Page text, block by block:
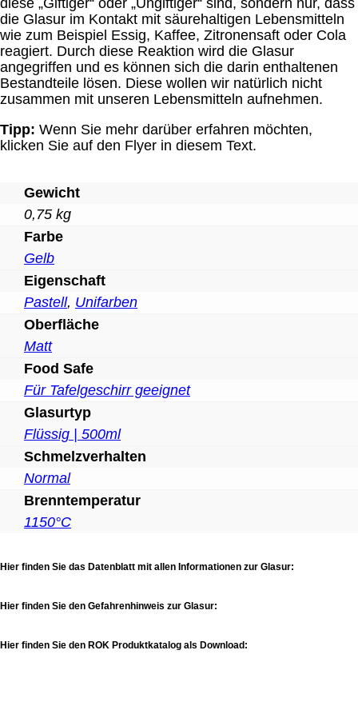
die Glasur im Kontakt mit säurehaltigen Lebensmitteln
wie zum Beispiel Essig, Kaffee, Zitronensaft oder Cola
reagiert. Durch diese Reaktion wird die Glasur
angegriffen und es können sich die darin enthaltenen
Bestandteile lösen. Diese wollen wir natürlich nicht
zusammen mit unseren Lebensmitteln aufnehmen.
Tipp: Wenn Sie mehr darüber erfahren möchten,
klicken Sie auf den Flyer in diesem Text.
Gewicht
0,75 kg
Farbe
Gelb
Eigenschaft
Pastell, Unifarben
Oberfläche
Matt
Food Safe
Für Tafelgeschirr geeignet
Glasurtyp
Flüssig | 500ml
Schmelzverhalten
Normal
Brenntemperatur
1150°C
Hier finden Sie das Datenblatt mit allen Informationen zur Glasur:
Hier finden Sie den Gefahrenhinweis zur Glasur:
Hier finden Sie den ROK Produktkatalog als Download: